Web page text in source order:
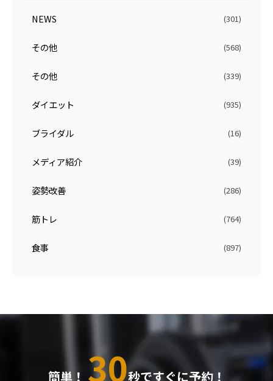
NEWS (301)
その他 (568)
その他 (339)
ダイエット (935)
ブライダル (16)
メディア紹介 (39)
姿勢改善 (286)
筋トレ (764)
食事 (897)
簡単！ 30秒ですぐに予約！